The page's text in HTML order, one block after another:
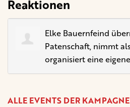
Reaktionen
Elke Bauernfeind
Patenschaft, nimmt
organisiert eine
ALLE EVENTS DER KAMPAGNE